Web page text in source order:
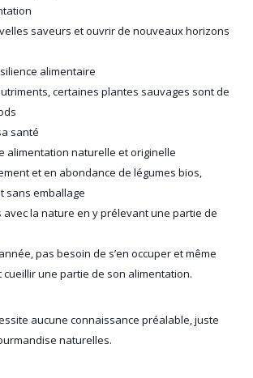
saveurs et ouvrir de nouveaux horizons
alimentaire
certaines plantes sauvages sont de
santé
alimentation naturelle et originelle
et en abondance de légumes bios,
sans emballage
avec la nature en y prélevant une partie de
pas besoin de s’en occuper et même
une partie de son alimentation.
aucune connaissance préalable, juste
naturelles.